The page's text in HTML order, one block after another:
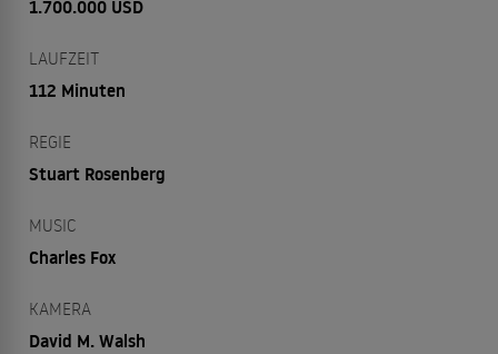
1.700.000 USD
LAUFZEIT
112 Minuten
REGIE
Stuart Rosenberg
MUSIC
Charles Fox
KAMERA
David M. Walsh